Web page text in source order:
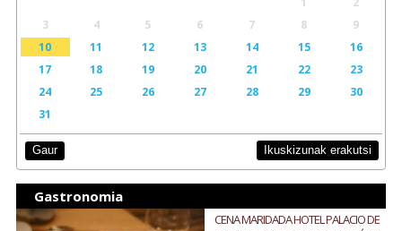
3
4 5 6 7 8
9
10
11 12 13 14 15
16
17
18 19 20 21 22
23
24
25 26 27 28 29
30
31
Gaur Ikuskizunak erakutsi
Gastronomia
CENA MARIDADA HOTEL PALACIO DE